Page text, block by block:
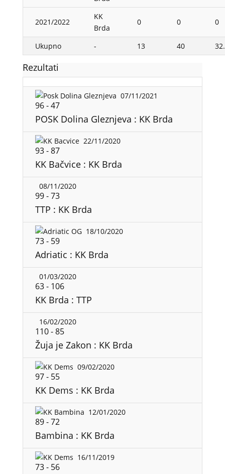
2021/2022
KK
Brda
0 0 0
Ukupno - 13 40
Rezultati
07/11/2021
96-47
POSK Dolina Gleznjeva : KK Brda
22/11/2020
93-87
KK Bačvice : KK Brda
08/11/2020
99-73
TTP : KK Brda
18/10/2020
73- 59
Adriatic : KK Brda
01/03/2020
63- 106
KK Brda : TTP
16/02/2020
110-85
Žuja je Zakon : KK Brda
09/02/2020
97- 55
KK Dems : KK Brda
12/01/2020
89-72
Bambina : KK Brda
16/11/2019
73- 56